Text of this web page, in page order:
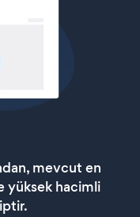
mevcut en
yüksek hacimli